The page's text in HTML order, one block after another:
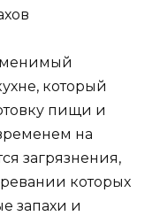
который
пищи и
на
загрязнения,
которых
запахи и